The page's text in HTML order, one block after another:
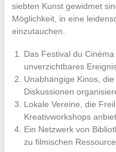
siebten Kunst gewidmet
Möglichkeit, in eine
einzutauchen.
Das Festival du
unverzichtbares
Unabhängige Kinos,
Diskussionen
Lokale Vereine, die
Kreativworkshops
Ein Netzwerk von
zu filmischen